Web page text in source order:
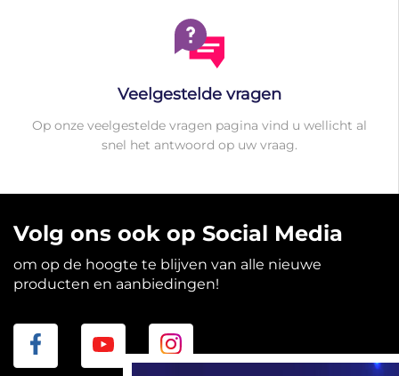
Veelgestelde vragen
Op onze veelgestelde vragen pagina vind u wellicht al
snel het antwoord op uw vraag.
Volg ons ook op Social Media
om op de hoogte te blijven van alle nieuwe
producten en aanbiedingen!